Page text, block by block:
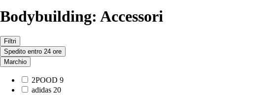
Bodybuilding: Accessori
Filtri
Spedito entro 24 ore
Marchio
2POOD 9
adidas 20